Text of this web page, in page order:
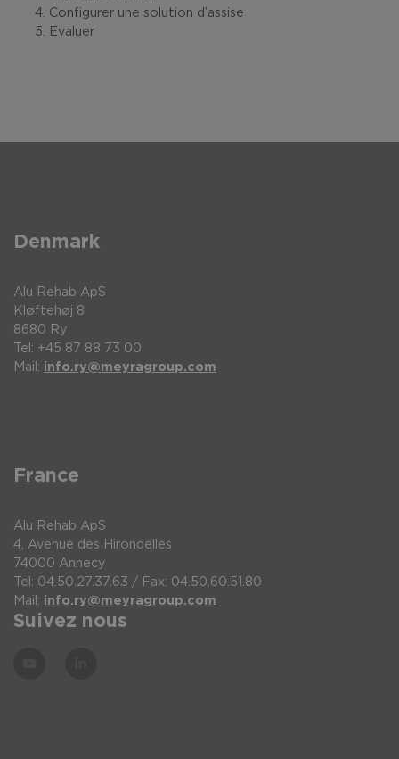
Configurer une solution d’assise
Evaluer
Denmark
Alu Rehab ApS
Kløftehøj 8
8680 Ry
Tel: +45 87 88 73 00
Mail: info.ry@meyragroup.com
France
Alu Rehab ApS
4, Avenue des Hirondelles
74000 Annecy
Tel: 04.50.27.37.63 / Fax: 04.50.60.51.80
Mail: info.ry@meyragroup.com
Suivez nous